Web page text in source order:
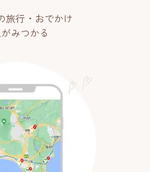
旅行・おでかけ
みつかる